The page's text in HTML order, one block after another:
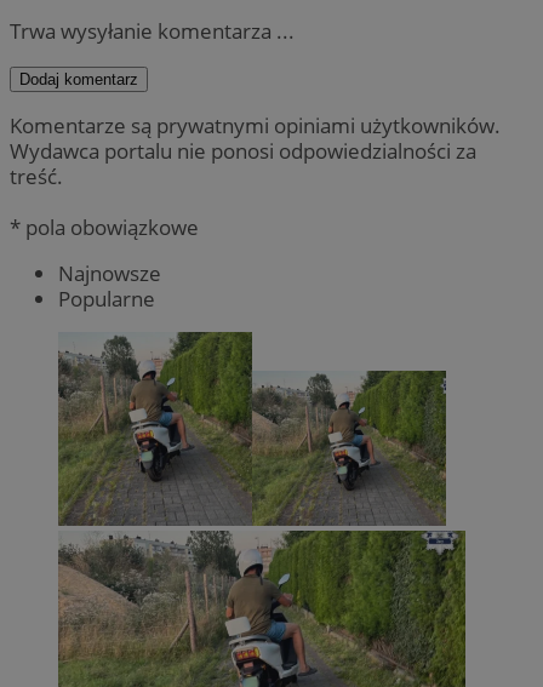
Trwa wysyłanie komentarza ...
Dodaj komentarz
Komentarze są prywatnymi opiniami użytkowników.
Wydawca portalu nie ponosi odpowiedzialności za
treść.
* pola obowiązkowe
Najnowsze
Popularne